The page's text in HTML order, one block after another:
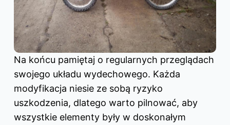
Na końcu pamiętaj o regularnych przeglądach
swojego układu wydechowego. Każda
modyfikacja niesie ze sobą ryzyko
uszkodzenia, dlatego warto pilnować, aby
wszystkie elementy były w doskonałym